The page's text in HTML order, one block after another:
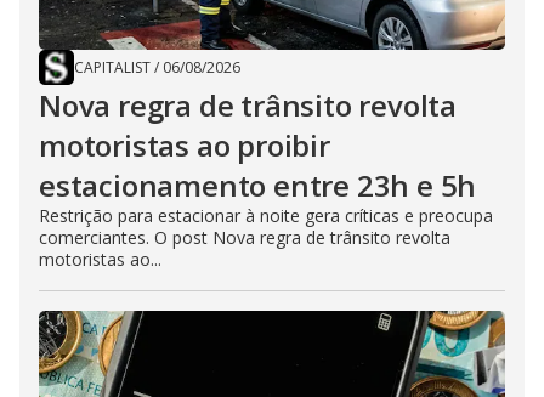
CAPITALIST/ 06/08/2026
Nova regra de trânsito revolta
motoristas ao proibir
estacionamento entre 23h e 5h
Restrição para estacionar à noite gera críticas e preocupa
comerciantes. O post Nova regra de trânsito revolta
motoristas ao...